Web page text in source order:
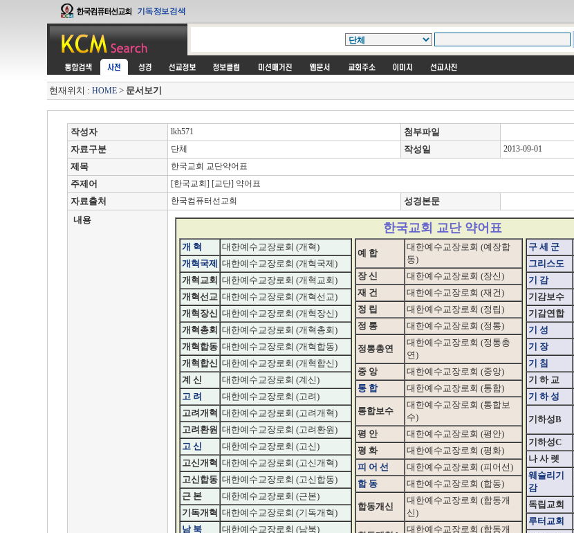
현재위치 : HOME> 문서보기
작성자 lkh571
첨부파일
자료구분
단체 작성일 2013-09-01
제목 한국교회 교단약어표
주제어 [한국교회] [교단] 약어표
자료출처 한국컴퓨터선교회
성경본문
내용
한국교회 교단 약어표
개 혁
대한예수교장로회 (개혁)
개혁국제
대한예수교장로회 (개혁국제)
개혁교회 대한예수교장로회 (개혁교회)
개혁선교 대한예수교장로회 (개혁선교)
개혁장신 대한예수교장로회 (개혁장신)
개혁총회 대한예수교장로회 (개혁총회)
개혁합동 대한예수교장로회 (개혁합동)
개혁합신 대한예수교장로회 (개혁합신)
계 신
대한예수교장로회 (계신)
고 려
대한예수교장로회 (고려)
고려개혁 대한예수교장로회 (고려개혁)
고려환원 대한예수교장로회 (고려환원)
고 신
대한예수교장로회 (고신)
고신개혁 대한예수교장로회 (고신개혁)
고신합동 대한예수교장로회 (고신합동)
근 본
대한예수교장로회 (근본)
기독개혁 대한예수교장로회 (기독개혁)
남 북
대한예수교장로회 (남북)
예 합
대한예수교장로회 (예장합
동)
장 신
대한예수교장로회 (장신)
재 건
대한예수교장로회 (재건)
정 립
대한예수교장로회 (정립)
정 통
대한예수교장로회 (정통)
정통총연
대한예수교장로회 (정통총
연)
중 앙
대한예수교장로회 (중앙)
통 합
대한예수교장로회 (통합)
통합보수
대한예수교장로회 (통합보
수)
평 안
대한예수교장로회 (평안)
평 화
대한예수교장로회 (평화)
피 어 선
대한예수교장로회 (피어선)
합 동
대한예수교장로회 (합동)
합동개신
대한예수교장로회 (합동개
신)
대한예수교장로회 (합동개
구 세 군
그리스도
기 감
기감보수
기감연합
기 성
기 장
기 침
기 하 교
기 하 성
기하성B
기하성C
나 사 렛
웨슬리기
감
독립교회
루터교회